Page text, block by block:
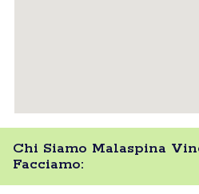
Chi Siamo Malaspina
Facciamo: